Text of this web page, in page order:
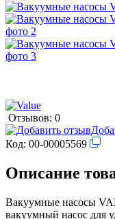
Отзывов: 0
Код: 00-00005569
Описание
Вакуумные насосы
вакуумный насос для